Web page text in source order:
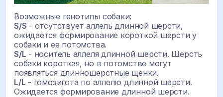
Возможные генотипы собаки:
S/S - отсутствует аллель длинной шерсти,
ожидается формирование короткой шерсти у
собаки и ее потомства.
S/L - носитель аллеля длинной шерсти. Шерсть
собаки короткая, но в потомстве могут
появляться длинношерстные щенки.
L/L - гомозигота по аллелю длинной шерсти.
Ожидается формирование длинной шерсти.